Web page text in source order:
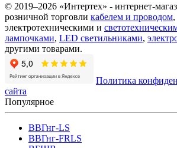
© 2019–2026 «Интертех» - интернет-
розничной торговли кабелем и проводом,
электротехническими и
лампочками, LED светильниками,
другими товарами.
Политика
сайта
Популярное
ВВГнг-LS
ВВГнг-FRLS